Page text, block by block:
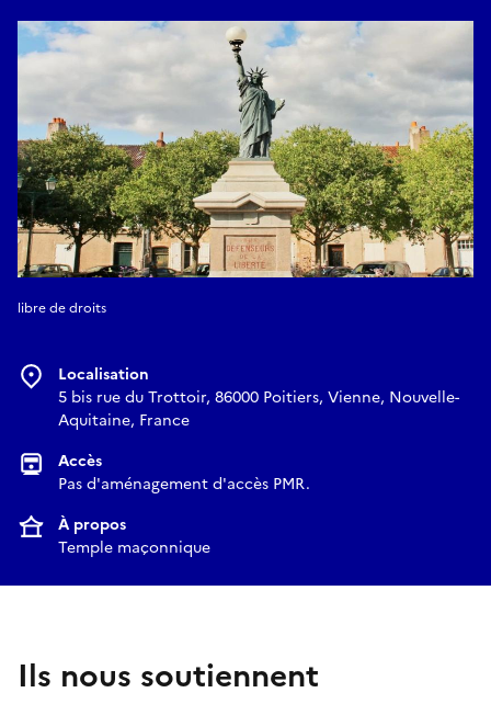
libre de droits
Localisation
5 bis rue du Trottoir, 86000 Poitiers, Vienne, Nouvelle-
Aquitaine, France
Accès
Pas d'aménagement d'accès PMR.
À propos
Temple maçonnique
Ils nous soutiennent